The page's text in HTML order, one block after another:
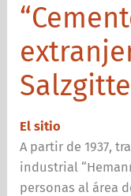
El sitio
A partir de 1937,
industrial
personas al área